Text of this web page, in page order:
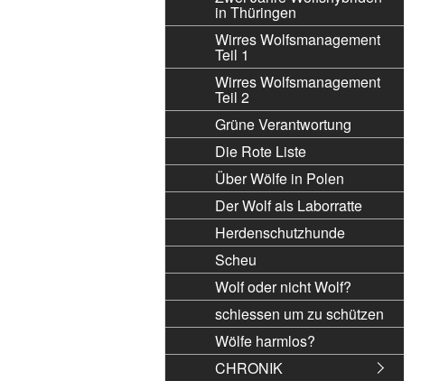
in Thüringen
Wirres Wolfsmanagement
Teil 1
Wirres Wolfsmanagement
Teil 2
Grüne Verantwortung
Die Rote Liste
Über Wölfe in Polen
Der Wolf als Laborratte
Herdenschutzhunde
Scheu
Wolf oder nicht Wolf?
schiessen um zu schützen
Wölfe harmlos?
CHRONIK